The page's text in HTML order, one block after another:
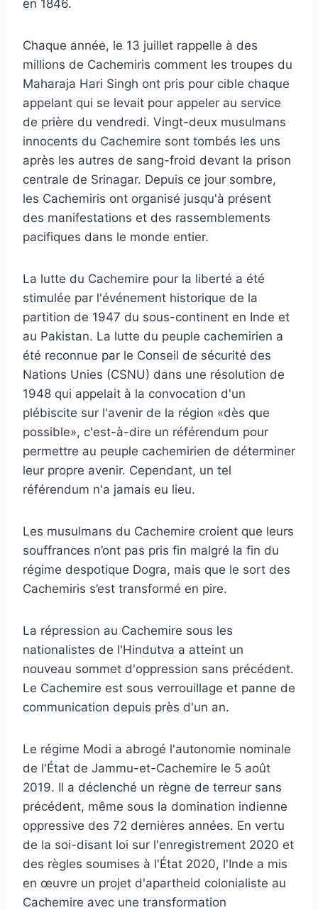
en 1846.
Chaque année, le 13 juillet rappelle à des
millions de Cachemiris comment les troupes du
Maharaja Hari Singh ont pris pour cible chaque
appelant qui se levait pour appeler au service
de prière du vendredi. Vingt-deux musulmans
innocents du Cachemire sont tombés les uns
après les autres de sang-froid devant la prison
centrale de Srinagar. Depuis ce jour sombre,
les Cachemiris ont organisé jusqu'à présent
des manifestations et des rassemblements
pacifiques dans le monde entier.
La lutte du Cachemire pour la liberté a été
stimulée par l'événement historique de la
partition de 1947 du sous-continent en Inde et
au Pakistan. La lutte du peuple cachemirien a
été reconnue par le Conseil de sécurité des
Nations Unies (CSNU) dans une résolution de
1948 qui appelait à la convocation d'un
plébiscite sur l'avenir de la région «dès que
possible», c'est-à-dire un référendum pour
permettre au peuple cachemirien de déterminer
leur propre avenir. Cependant, un tel
référendum n'a jamais eu lieu.
Les musulmans du Cachemire croient que leurs
souffrances n’ont pas pris fin malgré la fin du
régime despotique Dogra, mais que le sort des
Cachemiris s’est transformé en pire.
La répression au Cachemire sous les
nationalistes de l'Hindutva a atteint un
nouveau sommet d'oppression sans précédent.
Le Cachemire est sous verrouillage et panne de
communication depuis près d'un an.
Le régime Modi a abrogé l'autonomie nominale
de l'État de Jammu-et-Cachemire le 5 août
2019. Il a déclenché un règne de terreur sans
précédent, même sous la domination indienne
oppressive des 72 dernières années. En vertu
de la soi-disant loi sur l'enregistrement 2020 et
des règles soumises à l'État 2020, l'Inde a mis
en œuvre un projet d'apartheid colonialiste au
Cachemire avec une transformation